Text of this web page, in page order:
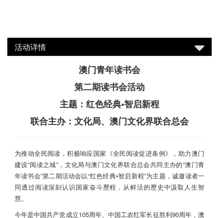
活动详情
澳门青年读书会
第二期读书会活动
主题：红色经典•智启新程
联合主办：文化局、澳门文化界联合总会
为推动全民阅读，积极响应国家《全民阅读促进条例》，助力澳门
建设“阅读之城”，文化局与澳门文化界联合总会共同主办的“澳门青
年读书会”第二期活动会以“红色经典•智启新程”为主题，诚邀读者一
同透过阅读深刻认识国家奋斗歷程，从鲜活的歷史中汲取人生智
慧。
今年是中国共产党成立105周年、中国工农红军长征胜利90周年，澳